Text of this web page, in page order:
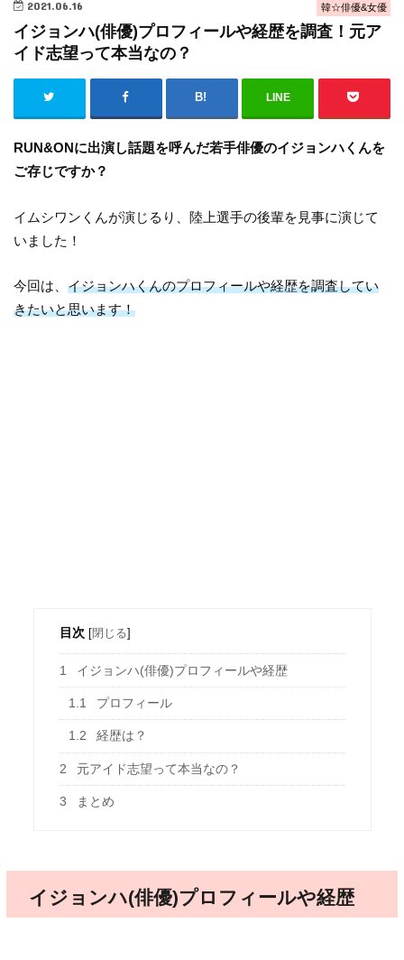
韓☆俳優&女優
2021.06.16
イジョンハ(俳優)プロフィールや経歴を調査！元ア
イド志望って本当なの？
LINE
RUN&ONに出演し話題を呼んだ若手俳優のイジョンハくんを
ご存じですか？
イムシワンくんが演じるり、陸上選手の後輩を見事に演じて
いました！
今回は、イジョンハくんのプロフィールや経歴を調査してい
きたいと思います！
目次 [閉じる]
1 イジョンハ(俳優)プロフィールや経歴
1.1 プロフィール
1.2 経歴は？
2 元アイド志望って本当なの？
3 まとめ
イジョンハ(俳優)プロフィールや経歴